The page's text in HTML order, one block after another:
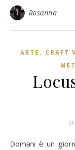
Rosanna
ARTE , CRAFT
Domani è un giorno speciale per tutti gli appassionati di